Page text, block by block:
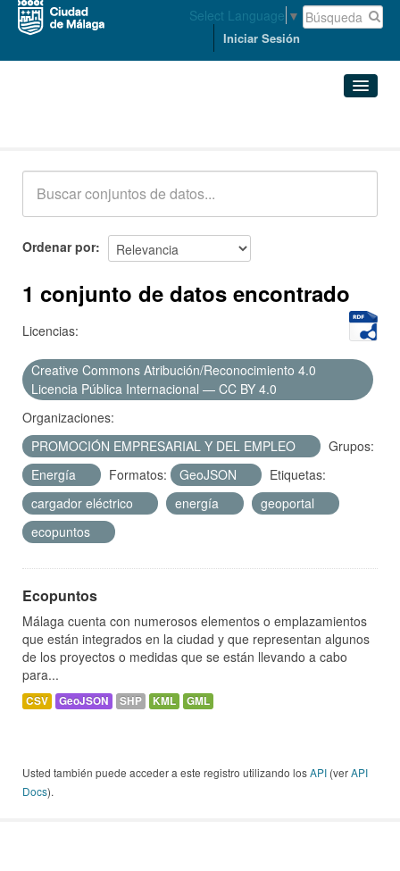
Select Language ▼
Iniciar Sesión
Acerca de
Ordenar por
1 conjunto de datos encontrado
Licencias:
Creative Commons Atribución/Reconocimiento 4.0
Licencia Pública Internacional — CC BY 4.0
Organizaciones:
PROMOCIÓN EMPRESARIAL Y DEL EMPLEO
Grupos:
Energía
Formatos: GeoJSON
Etiquetas:
cargador eléctrico
energía
geoportal
ecopuntos
Ecopuntos
Málaga cuenta con numerosos elementos o emplazamientos
que están integrados en la ciudad y que representan algunos
de los proyectos o medidas que se están llevando a cabo
para...
CSV GeoJSON SHP KML GML
Usted también puede acceder a este registro utilizando losAPI (verAPI
Docs).